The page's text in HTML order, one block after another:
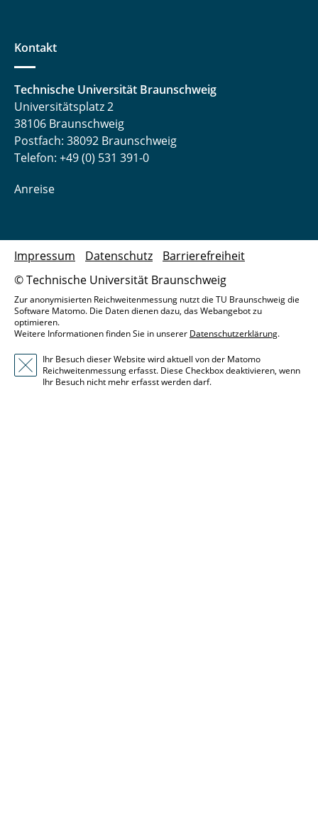
Kontakt
Technische Universität Braunschweig
Universitätsplatz 2
38106 Braunschweig
Postfach: 38092 Braunschweig
Telefon: +49 (0) 531 391-0
Anreise
© Technische Universität Braunschweig
Impressum Datenschutz Barrierefreiheit
Zur anonymisierten Reichweitenmessung nutzt die TU Braunschweig die
Software Matomo. Die Daten dienen dazu, das Webangebot zu
optimieren.
Weitere Informationen finden Sie in unserer Datenschutzerklärung.
Ihr Besuch dieser Website wird aktuell von der Matomo
Reichweitenmessung erfasst. Diese Checkbox deaktivieren, wenn
Ihr Besuch nicht mehr erfasst werden darf.